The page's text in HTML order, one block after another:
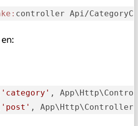
controller Api/
'category' ,
'post' ,